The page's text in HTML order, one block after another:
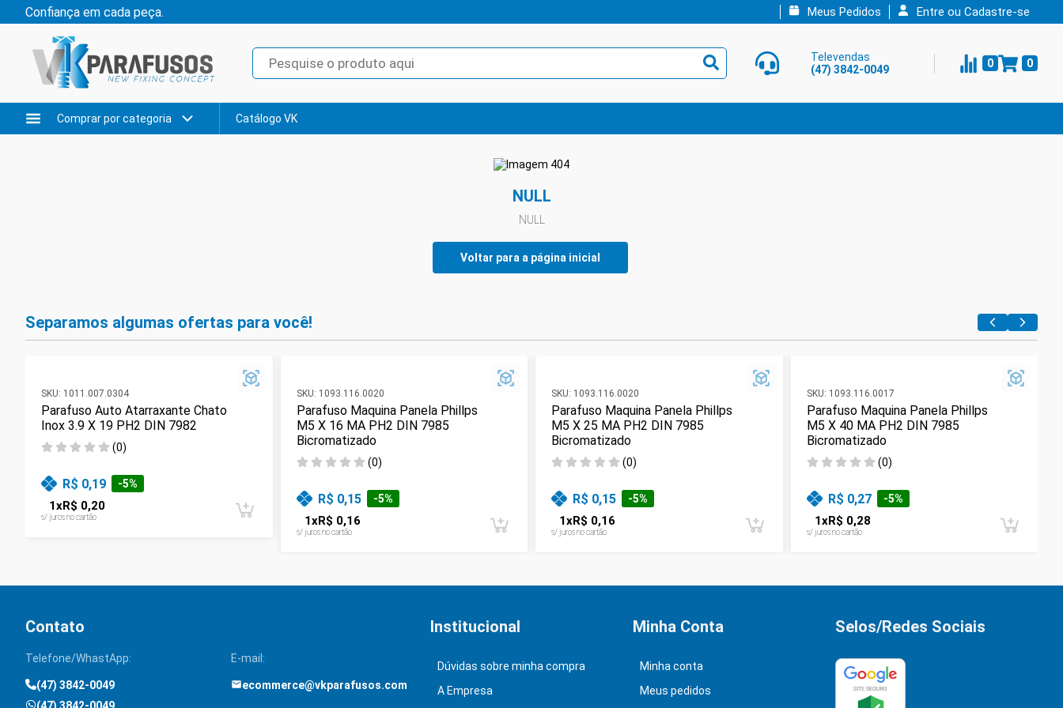
Confiança em cada peça. Meus Pedidos Entre ou Cadastre-se
Televendas
(47) 3842-0049
0 0
Comprar por categoria Catálogo VK
NULL
NULL
Voltar para a página inicial
Separamos algumas ofertas para você!
SKU: 1011.007.0304
Parafuso Auto Atarraxante Chato
Inox 3.9 X 19 PH2 DIN 7982
(0)
R$ 0,19 -5%
1xR$ 0,20
s/ juros no cartão
SKU: 1093.116.0020
Parafuso Maquina Panela Phillps
M5 X 16 MA PH2 DIN 7985
Bicromatizado
(0)
R$ 0,15 -5%
1xR$ 0,16
s/ juros no cartão
SKU: 1093.116.0020
Parafuso Maquina Panela Phillps
M5 X 25 MA PH2 DIN 7985
Bicromatizado
(0)
R$ 0,15 -5%
1xR$ 0,16
s/ juros no cartão
SKU: 1093.116.0017
Parafuso Maquina Panela Phillps
M5 X 40 MA PH2 DIN 7985
Bicromatizado
(0)
R$ 0,27 -5%
1xR$ 0,28
s/ juros no cartão
Contato
Telefone/WhastApp:
(47) 3842-0049
E-mail:
ecommerce@vkparafusos.com
Institucional
Dúvidas sobre minha compra
A Empresa
Minha Conta
Minha conta
Meus pedidos
Selos/Redes Sociais